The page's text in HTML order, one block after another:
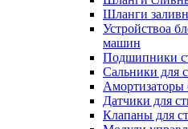
Шланги
Устройствоа
машин
Подшипники
Сальники для
Амортизаторы
Датчики для
Клапаны для